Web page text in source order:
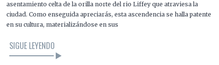
asentamiento celta de la orilla norte del rio Liffey que atraviesa la
ciudad. Como enseguida apreciarás, esta ascendencia se halla patente
en su cultura, materializándose en sus
SIGUE LEYENDO